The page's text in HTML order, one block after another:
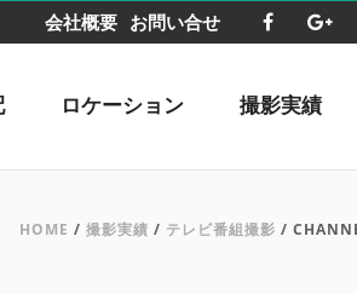
会社概要 お問い合せ
ロケーション 撮影実績
HOME / 撮影実績 / テレビ番組撮影 /